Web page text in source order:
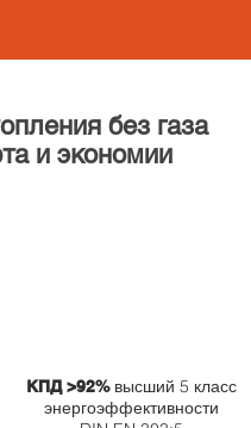
без газа
и экономии
КПД >92% высший 5 класс
энергоэффективности